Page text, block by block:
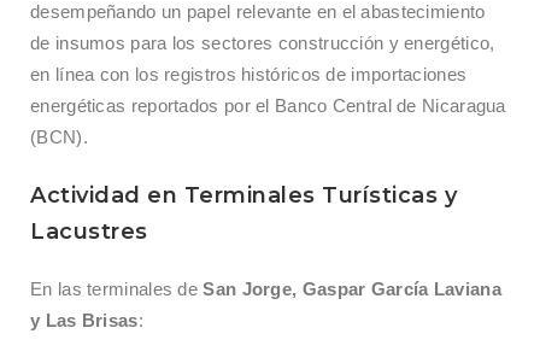
desempeñando un papel relevante en el abastecimiento
de insumos para los sectores construcción y energético,
en línea con los registros históricos de importaciones
energéticas reportados por el Banco Central de Nicaragua
(BCN).
Actividad en Terminales Turísticas y
Lacustres
En las terminales deSan Jorge, Gaspar García Laviana
y Las Brisas: